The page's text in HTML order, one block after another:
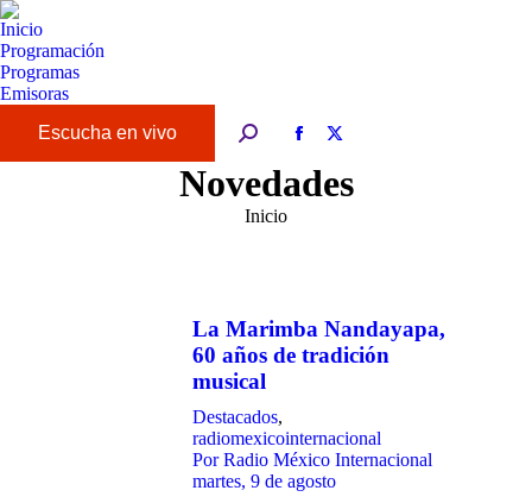
Inicio
Programación
Programas
Emisoras
Buscar:
Facebook
page
opens
X
opens
Novedades
Estás aquí:
Inicio
La Marimba Nandayapa,
60 años de tradición
musical
Destacados,
radiomexicointernacional
PorRadio México Internacional
martes, 9 de agosto